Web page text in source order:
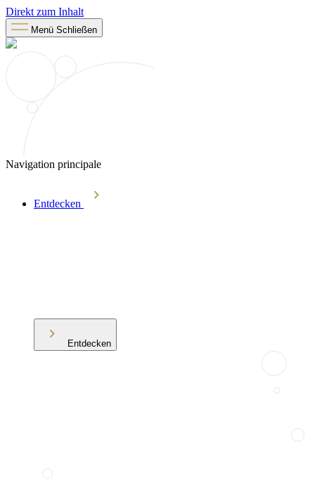
Direkt zum Inhalt
Menü Schließen
Navigation principale
Entdecken
Entdecken